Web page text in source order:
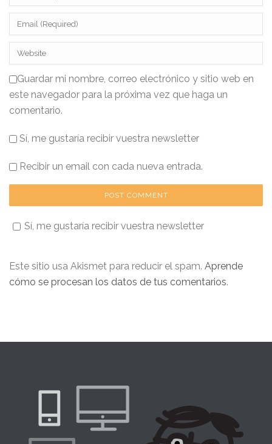
Guardar mi nombre, correo electrónico y sitio web en
este navegador para la próxima vez que haga un
comentario.
Sí, me gustaría recibir vuestra newsletter
Recibir un email con cada nueva entrada.
Sí, me gustaría recibir vuestra newsletter
Este sitio usa Akismet para reducir el spam. Aprende
cómo se procesan los datos de tus comentarios.